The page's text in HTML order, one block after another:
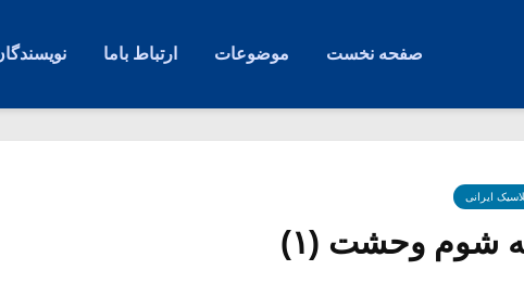
صفحه نخست موضوعات ارتباط باما
ایرانی
شوم وحشت (۱)